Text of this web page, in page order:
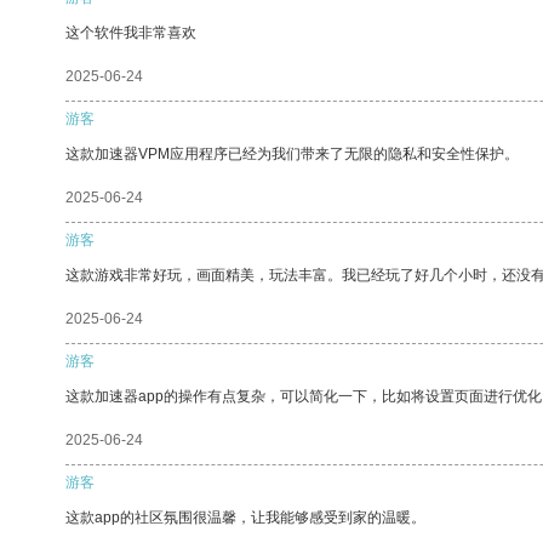
这个软件我非常喜欢
2025-06-24
游客
这款加速器VPM应用程序已经为我们带来了无限的隐私和安全性保护。
2025-06-24
游客
这款游戏非常好玩，画面精美，玩法丰富。我已经玩了好几个小时，还没有
2025-06-24
游客
这款加速器app的操作有点复杂，可以简化一下，比如将设置页面进行优化
2025-06-24
游客
这款app的社区氛围很温馨，让我能够感受到家的温暖。